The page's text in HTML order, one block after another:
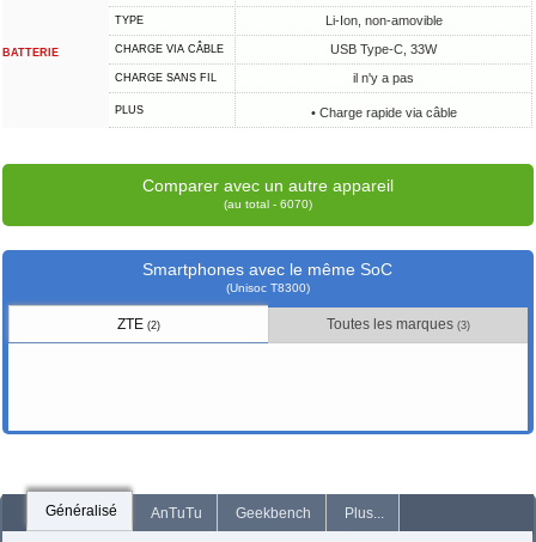
BATTERIE
TYPE Li-Ion, non-amovible
CHARGE VIA CÂBLE USB Type-C, 33W
CHARGE SANS FIL il n'y a pas
PLUS • Charge rapide via câble
Comparer avec un autre appareil
(au total - 6070)
Smartphones avec le même SoC
(Unisoc T8300)
ZTE (2) Toutes les marques (3)
Généralisé AnTuTu Geekbench Plus...